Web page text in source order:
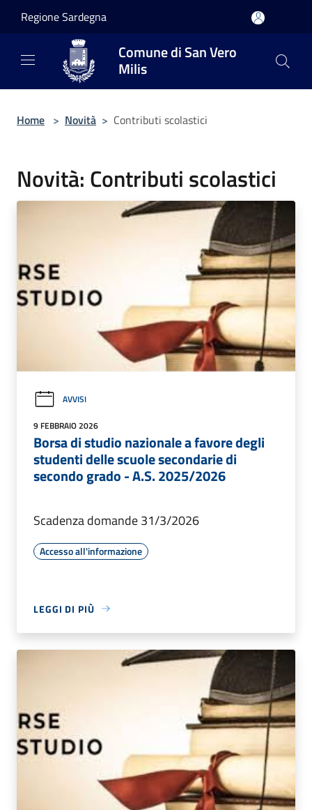
Regione Sardegna
Comune di San Vero
Milis
Home > Novità > Contributi scolastici
Novità: Contributi scolastici
AVVISI
9 FEBBRAIO 2026
Borsa di studio nazionale a favore degli
studenti delle scuole secondarie di
secondo grado - A.S. 2025/2026
Scadenza domande 31/3/2026
Accesso all'informazione
LEGGI DI PIÙ